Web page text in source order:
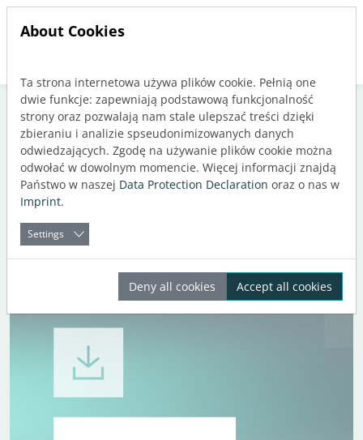
Jump directly to main navigation
Jump directly to content
Tag: Zestawy danych
producenta
About Cookies
Ta strona internetowa używa plików cookie. Pełnią one
dwie funkcje: zapewniają podstawową funkcjonalność
strony oraz pozwalają nam stale ulepszać treści dzięki
zbieraniu i analizie spseudonimizowanych danych
odwiedzających. Zgodę na używanie plików cookie można
odwołać w dowolnym momencie. Więcej informacji znajdą
Państwo w naszej Data Protection Declaration oraz o nas w
Imprint.
Settings
Deny all cookies Accept all cookies